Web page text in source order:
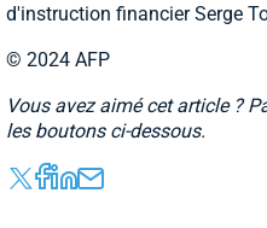
d'instruction financier Serge
© 2024 AFP
Vous avez aimé cet article ?
les boutons ci-dessous.